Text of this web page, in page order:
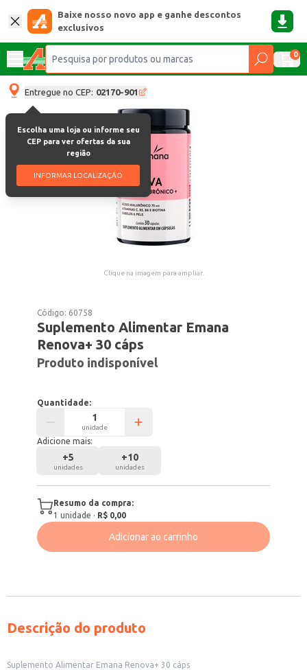
Baixe nosso novo app e ganhe descontos
exclusivos
0
Entregue no CEP: 02170-901
Escolha uma loja ou informe seu
CEP para ver ofertas da sua
região
INFORMAR LOCALIZAÇÃO
Clique na imagem para ampliar.
Código: 60758
Suplemento Alimentar Emana
Renova+ 30 cáps
Produto indisponível
Quantidade:
unidade
Adicione mais:
+5
unidades
+10
unidades
Resumo da compra:
1 unidade · R$ 0,00
Adicionar ao carrinho
Descrição do produto
Suplemento Alimentar Emana Renova+ 30 cáps